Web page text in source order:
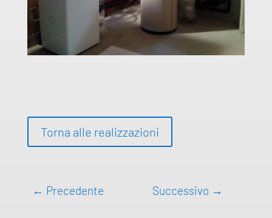
Torna alle realizzazioni
← Precedente Successivo →